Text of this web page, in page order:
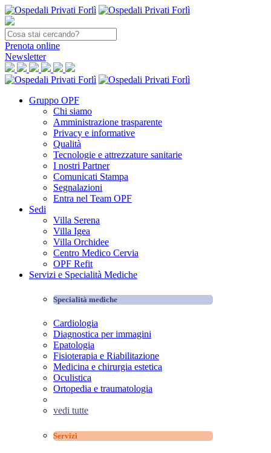
Prenota online
Newsletter
Gruppo OPF
Chi siamo
Amministrazione trasparente
Privacy e informative
Qualità
Tecnologie e attrezzature sanitarie
I nostri Partner
Comunicati Stampa
Segnalazioni
Entra nel Team OPF
Sedi
Villa Serena
Villa Igea
Villa Orchidee
Centro Medico Cervia
OPF Refit
Servizi e Specialità Mediche
Specialità mediche
Cardiologia
Diagnostica per immagini
Epatologia
Fisioterapia e Riabilitazione
Medicina e chirurgia estetica
Oculistica
Ortopedia e traumatologia
vedi tutte
Servizi